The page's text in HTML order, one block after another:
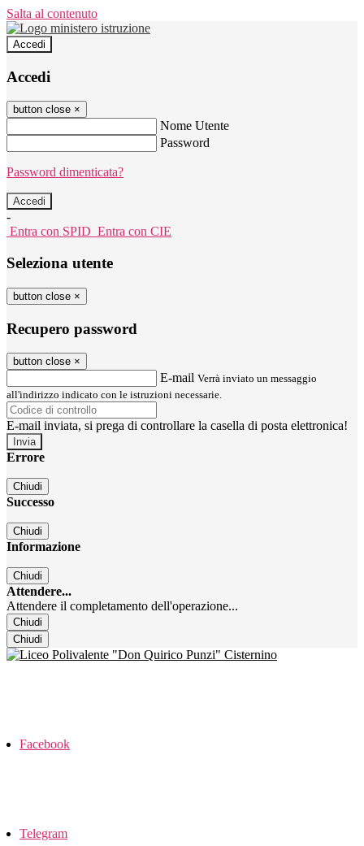
Salta al contenuto
Accedi
Accedi
button close ×
Nome Utente
Password
Password dimenticata?
-
Entra con SPID Entra con CIE
Seleziona utente
button close ×
Recupero password
button close ×
E-mail Verrà inviato un messaggio
all'indirizzo indicato con le istruzioni necessarie.
E-mail inviata, si prega di controllare la casella di posta elettronica!
Errore
Chiudi
Successo
Chiudi
Informazione
Chiudi
Attendere...
Attendere il completamento dell'operazione...
Chiudi
Chiudi
Facebook
Telegram